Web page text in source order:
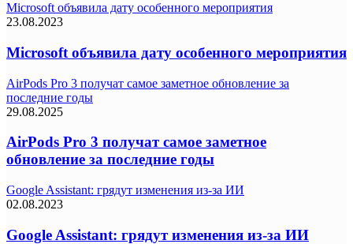
Microsoft объявила дату особенного мероприятия
23.08.2023
Microsoft объявила дату особенного мероприятия
AirPods Pro 3 получат самое заметное обновление за
последние годы
29.08.2025
AirPods Pro 3 получат самое заметное
обновление за последние годы
Google Assistant: грядут изменения из-за ИИ
02.08.2023
Google Assistant: грядут изменения из-за ИИ